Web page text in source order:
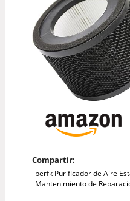
Compartir:
perfk Purificador de Aire
Mantenimiento de